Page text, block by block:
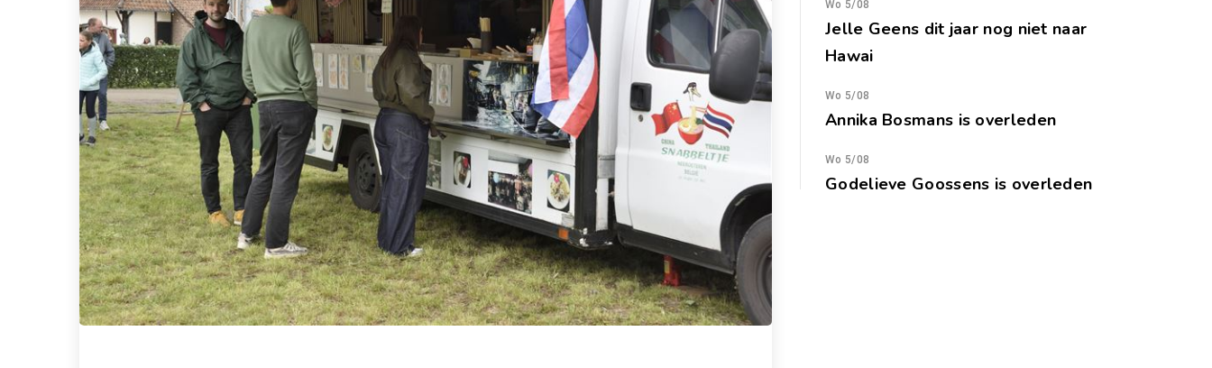
Wo 5/08
Jelle Geens dit jaar nog niet naar
Hawai
Wo 5/08
Annika Bosmans is overleden
Wo 5/08
Godelieve Goossens is overleden